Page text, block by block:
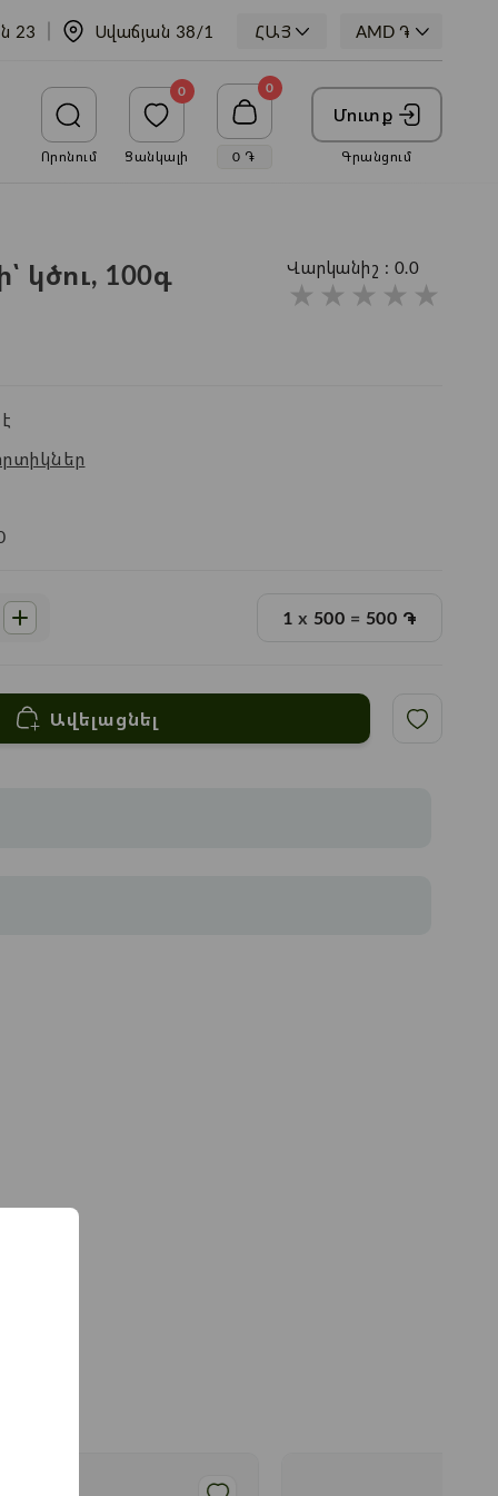
23 Սվաճյան 38/1 ՀԱՅ
Որոնում
0
Ցանկալի
0
0 ֏
Մուտք
Գրանցում
կծու, 100գ Վարկանիշ : 0.0
★
★
★
★
★
1 x 500 = 500 ֏
Ավելացնել